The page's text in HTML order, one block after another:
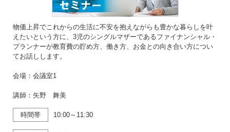
物価上昇でこれからの生活に不安を抱えながらも豊かな暮らしを叶
えたいという方に、3児のシングルマザーであるファイナンシャル・
プランナーが教育費の貯め方、働き方、お金との向き合い方につい
てお話しします。
会場：会議室1
講師：矢野 舞美
時間帯 10:00～11:30